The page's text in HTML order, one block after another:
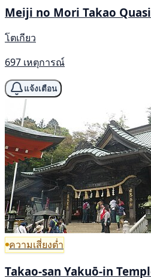
Meiji no Mori Takao
โตเกียว
697 เหตุการณ์
แจ้งเตือน
ความเสี่ยงต่ำ
Takao-san Yakuō-in